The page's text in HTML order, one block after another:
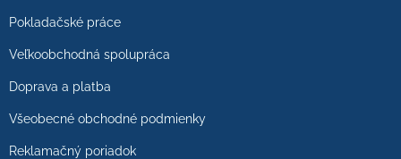
Pokladačské práce
Veľkoobchodná spolupráca
Doprava a platba
Všeobecné obchodné podmienky
Reklamačný poriadok